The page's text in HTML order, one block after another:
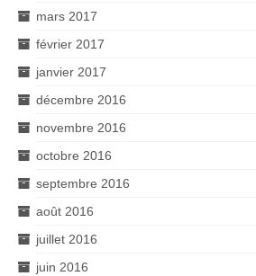
mars 2017
février 2017
janvier 2017
décembre 2016
novembre 2016
octobre 2016
septembre 2016
août 2016
juillet 2016
juin 2016